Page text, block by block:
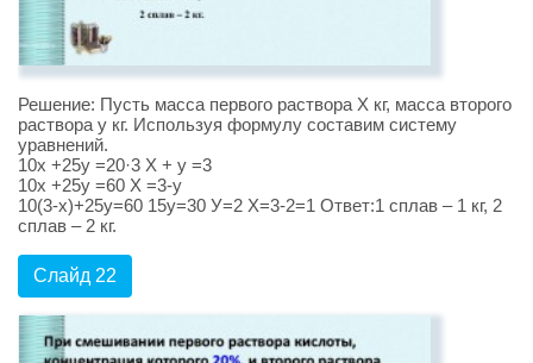
Решение: Пусть масса первого раствора Х кг, масса второго
раствора у кг. Используя формулу составим систему
уравнений.
10х +25у =20·3 Х + у =3
10х +25у =60 Х =3-у
10(3-х)+25у=60 15у=30 У=2 Х=3-2=1 Ответ:1 сплав – 1 кг, 2
сплав – 2 кг.
Слайд 22